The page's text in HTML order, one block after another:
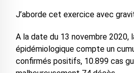
J’aborde cet exercice avec
A la date du 13 novembre 2020,
épidémiologique compte un
confirmés positifs, 10.899 cas